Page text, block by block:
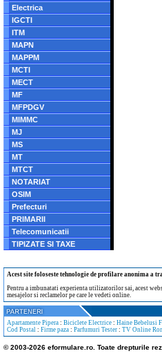
Electrica
IGCTI
ITM
MAPN
MAPPM
MCTI
MECT
MF
MFPDGV
MIMMC
MJ
MS
MT
MTCT
NOTARIAT
OSIM
Prefecturi
PRIMARII
Telecomunicatii
TIPIZATE SI TAXE
Acest site foloseste tehnologie de profilare anonima a
Pentru a imbunatati experienta utilizatorilor sai, acest
mesajelor si reclamelor pe care le vedeti online.
Apartamente Pipera : Biciclete Electrice : Haine Bebelusi
Cod Postal : Firme paza : Parfumuri Tester : TV Online
© 2003-2026 eformulare.ro. Toate drepturile